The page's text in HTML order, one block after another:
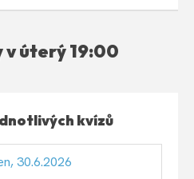
v úterý 19:00
kvízů
30.6.2026